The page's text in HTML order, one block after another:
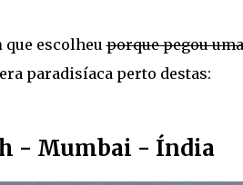
que escolheuporque pegou
paradisíaca perto destas:
- Mumbai - Índia